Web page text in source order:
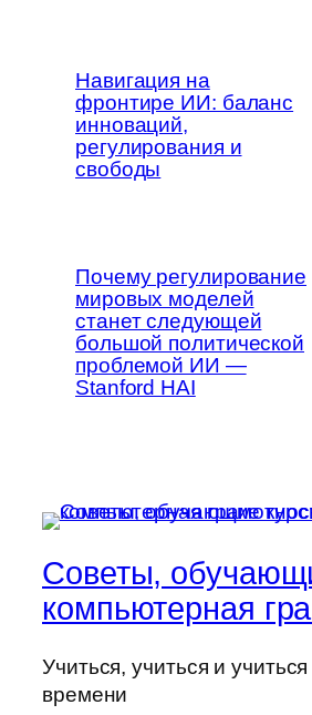
Навигация на
фронтире ИИ: баланс
инноваций,
регулирования и
свободы
Почему регулирование
мировых моделей
станет следующей
большой политической
проблемой ИИ —
Stanford HAI
Советы,
компьютерная
Учиться, учиться и
времени